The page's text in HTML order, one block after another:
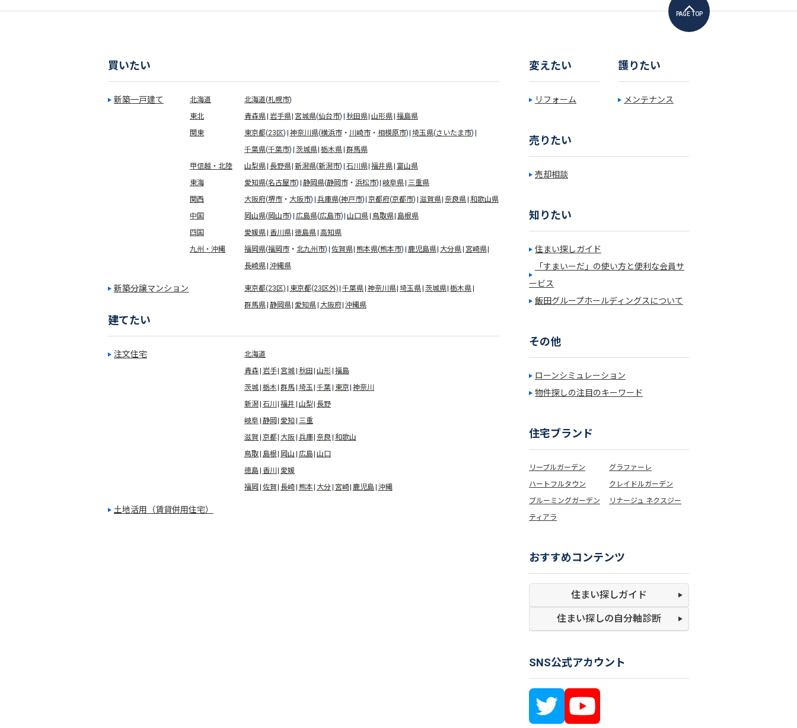
PAGE TOP
買いたい
新築一戸建て 北海道 北海道(札幌市)
東北
青森県 岩手県 宮城県(仙台市) 秋田県 山形県 福島県
関東
東京都(23区) 神奈川県(横浜市・ 川崎市・ 相模原市) 埼玉県(さいたま市)
千葉県(千葉市) 茨城県 栃木県 群馬県
甲信越・北陸
山梨県 長野県 新潟県(新潟市) 石川県 福井県 富山県
東海
愛知県(名古屋市) 静岡県(静岡市・ 浜松市) 岐阜県 三重県
関西
大阪府(堺市 ・ 大阪市) 兵庫県(神戸市) 京都府(京都市) 滋賀県 奈良県 和歌山県
中国
岡山県(岡山市) 広島県(広島市) 山口県 鳥取県 島根県
四国
愛媛県 香川県 徳島県 高知県
九州・沖縄
福岡県(福岡市 ・ 北九州市) 佐賀県 熊本県(熊本市) 鹿児島県 大分県 宮崎県
長崎県 沖縄県
新築分譲マンション 東京都(23区) 東京都(23区外) 千葉県 神奈川県 埼玉県 茨城県 栃木県
群馬県 静岡県 愛知県 大阪府 沖縄県
建てたい
注文住宅
北海道
青森 岩手 宮城 秋田 山形 福島
茨城 栃木 群馬 埼玉 千葉 東京 神奈川
新潟 石川 福井 山梨 長野
岐阜 静岡 愛知
三重
滋賀 京都 大阪 兵庫 奈良 和歌山
鳥取 島根 岡山 広島 山口
徳島 香川
愛媛
福岡
佐賀 長崎 熊本 大分 宮崎 鹿児島 沖縄
土地活用（賃貸併用住宅）
変えたい
リフォーム
護りたい
メンテナンス
売りたい
売却相談
知りたい
住まい探しガイド
「すまいーだ」の使い方と便利な会員サ
ービス
飯田グループホールディングスについて
その他
ローンシミュレーション
物件探しの注目のキーワード
住宅ブランド
リーブルガーデン
グラファーレ
ハートフルタウン
クレイドルガーデン
ブルーミングガーデン
リナージュ ネクスジー
ティアラ
おすすめコンテンツ
住まい探しガイド
住まい探しの自分軸診断
SNS公式アカウント